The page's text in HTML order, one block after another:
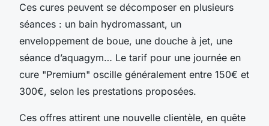
Ces cures peuvent se décomposer en plusieurs
séances : un bain hydromassant, un
enveloppement de boue, une douche à jet, une
séance d’aquagym… Le tarif pour une journée en
cure "Premium" oscille généralement entre 150€ et
300€, selon les prestations proposées.
Ces offres attirent une nouvelle clientèle, en quête